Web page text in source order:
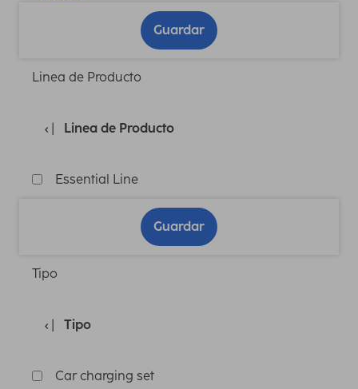
Guardar
Linea de Producto
Linea de Producto
Essential Line
Guardar
Tipo
Tipo
Car charging set